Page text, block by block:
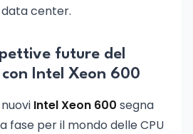
center.
future del
Intel Xeon 600
Intel Xeon 600 segna
fase per il mondo delle CPU